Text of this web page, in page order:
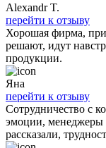
Alexandr T.
перейти к отзыву
Хорошая фирма,
решают, идут
продукции.
Яна
перейти к отзыву
Сотрудничество с
эмоции, менеджеры
рассказали,